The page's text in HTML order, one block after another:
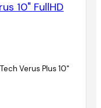
10" FullHD
Verus Plus 10"